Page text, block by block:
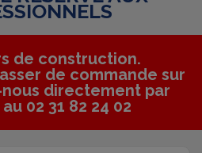
de construction.
de commande sur
directement par
02 31 82 24 02